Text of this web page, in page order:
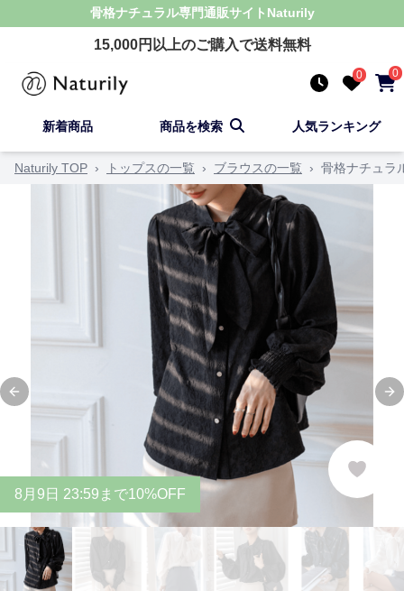
骨格ナチュラル専門通販サイト Naturily
15,000円以上のご購入で送料無料
0 0
新着商品 商品を検索 人気ランキング
Naturily TOP › トップスの一覧 › ブラウスの一覧 › 骨格ナチュラ
Previous slide
8 月 9 日 23:59まで10%OFF